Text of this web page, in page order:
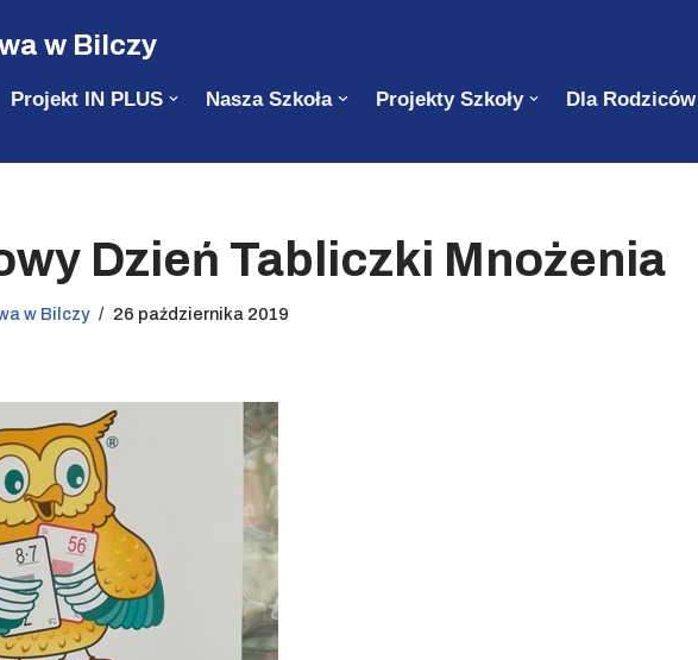
w Bilczy
Projekt IN PLUS Nasza Szkoła Projekty Szkoły Dla Rodziców
Dzień Tabliczki Mnożenia
w Bilczy 26 października 2019